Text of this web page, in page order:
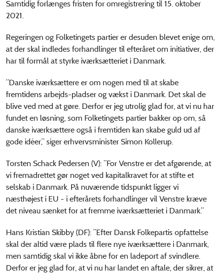
Samtidig forlænges fristen for omregistrering til 15. oktober
2021.
Regeringen og Folketingets partier er desuden blevet enige om,
at der skal indledes forhandlinger til efteråret om initiativer, der
har til formål at styrke iværksætteriet i Danmark.
”Danske iværksættere er om nogen med til at skabe
fremtidens arbejds-pladser og vækst i Danmark. Det skal de
blive ved med at gøre. Derfor er jeg utrolig glad for, at vi nu har
fundet en løsning, som Folketingets partier bakker op om, så
danske iværksættere også i fremtiden kan skabe guld ud af
gode idéer,” siger erhvervsminister Simon Kollerup.
Torsten Schack Pedersen (V): ”For Venstre er det afgørende, at
vi fremadrettet gør noget ved kapitalkravet for at stifte et
selskab i Danmark. På nuværende tidspunkt ligger vi
næsthøjest i EU - i efterårets forhandlinger vil Venstre kræve
det niveau sænket for at fremme iværksætteriet i Danmark.”
Hans Kristian Skibby (DF): ”Efter Dansk Folkepartis opfattelse
skal der altid være plads til flere nye iværksættere i Danmark,
men samtidig skal vi ikke åbne for en ladeport af svindlere.
Derfor er jeg glad for, at vi nu har landet en aftale, der sikrer, at